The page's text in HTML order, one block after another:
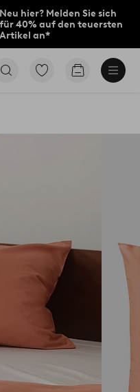
Neu hier? Melden Sie sich
für 40% auf den teuersten
Artikel an*
Zu
Produkten
Zum